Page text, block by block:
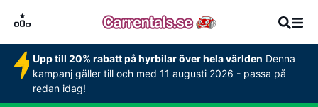
Upp till 20% rabatt på hyrbilar över hela världen Denna
kampanj gäller till och med 11 augusti 2026 - passa på
redan idag!